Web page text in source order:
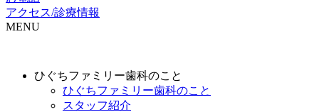
アクセス/診療情報
MENU
ひぐちファミリー歯科のこと
ひぐちファミリー歯科のこと
スタッフ紹介